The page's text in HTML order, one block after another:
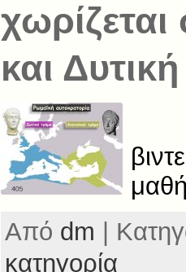
και Δυτική
Από dm |
κατηγορία